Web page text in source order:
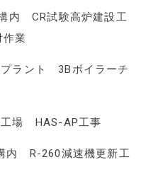
CR試験高炉建設工
業
ント 3Bボイラーチ
場 HAS-AP工事
260減速機更新工